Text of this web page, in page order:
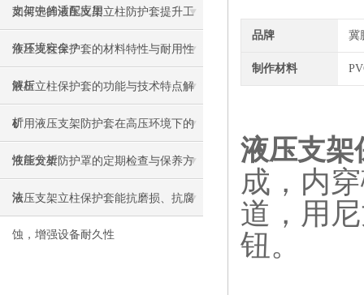
支架中的适配应用
如何选择液压支架立柱防护套提升工
作环境安全？
液压支柱保护套的材料特性与耐用性
解析
液压立柱保护套的功能与技术特点解
析
矿用液压支架防护套在高压环境下的
性能分析
液压支架防护罩的定期检查与保养方
法
液压支架立柱保护套能抗磨损、抗腐
蚀，增强设备耐久性
品牌 冀
制作材料
液压支架
成，内
道，用
钮。